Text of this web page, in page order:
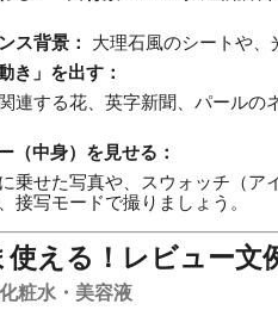
ス背景：
大理石風のシートや、
き」を出す：
連する花、英字新聞、パールの
（中身）を見せる：
乗せた写真や、スウォッチ（ア
接写モードで撮りましょう。
える！レビュー文
粧水・美容液